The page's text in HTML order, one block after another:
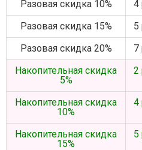
Разовая скидка 10%
4
Разовая скидка 15%
5
Разовая скидка 20%
7
Накопительная скидка
5%
2
Накопительная скидка
10%
4
Накопительная скидка
15%
5